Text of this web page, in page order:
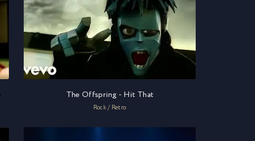
The Offspring - Hit That
Rock / Retro